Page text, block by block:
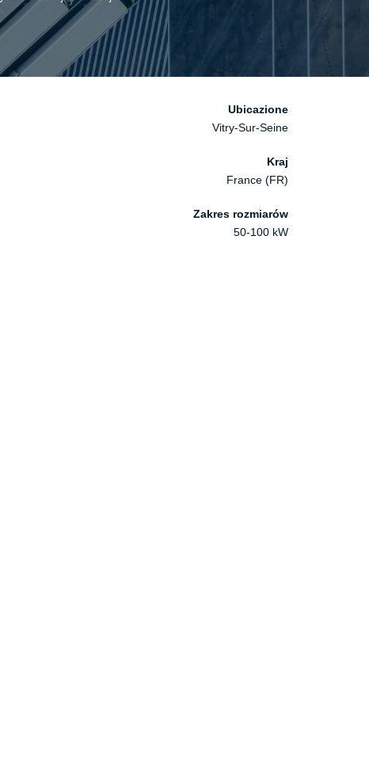
Ubicazione
Vitry-Sur-Seine
Kraj
France (FR)
Zakres rozmiarów
50-100 kW